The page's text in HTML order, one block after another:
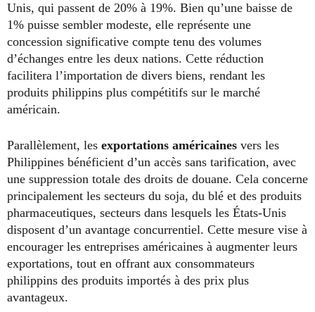
Unis, qui passent de 20% à 19%. Bien qu’une baisse de
1% puisse sembler modeste, elle représente une
concession significative compte tenu des volumes
d’échanges entre les deux nations. Cette réduction
facilitera l’importation de divers biens, rendant les
produits philippins plus compétitifs sur le marché
américain.
Parallèlement, les exportations américaines vers les
Philippines bénéficient d’un accès sans tarification, avec
une suppression totale des droits de douane. Cela concerne
principalement les secteurs du soja, du blé et des produits
pharmaceutiques, secteurs dans lesquels les États-Unis
disposent d’un avantage concurrentiel. Cette mesure vise à
encourager les entreprises américaines à augmenter leurs
exportations, tout en offrant aux consommateurs
philippins des produits importés à des prix plus
avantageux.